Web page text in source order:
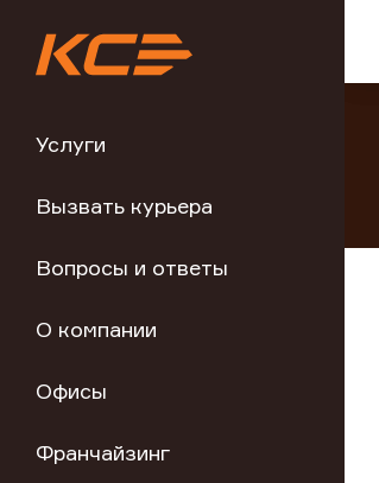
Услуги
Вызвать курьера
Вопросы и ответы
О компании
Офисы
Франчайзинг